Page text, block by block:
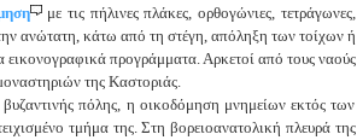
με τις πήλινες πλάκες, ορθογώνιες, τετράγωνες,
ανώτατη, κάτω από τη στέγη, απόληξη των τοίχων ή
προγράμματα. Αρκετοί από τους ναούς
της Καστοριάς.
πόλης, η οικοδόμηση μνημείων εκτός των
τμήμα της. Στη βορειοανατολική πλευρά της